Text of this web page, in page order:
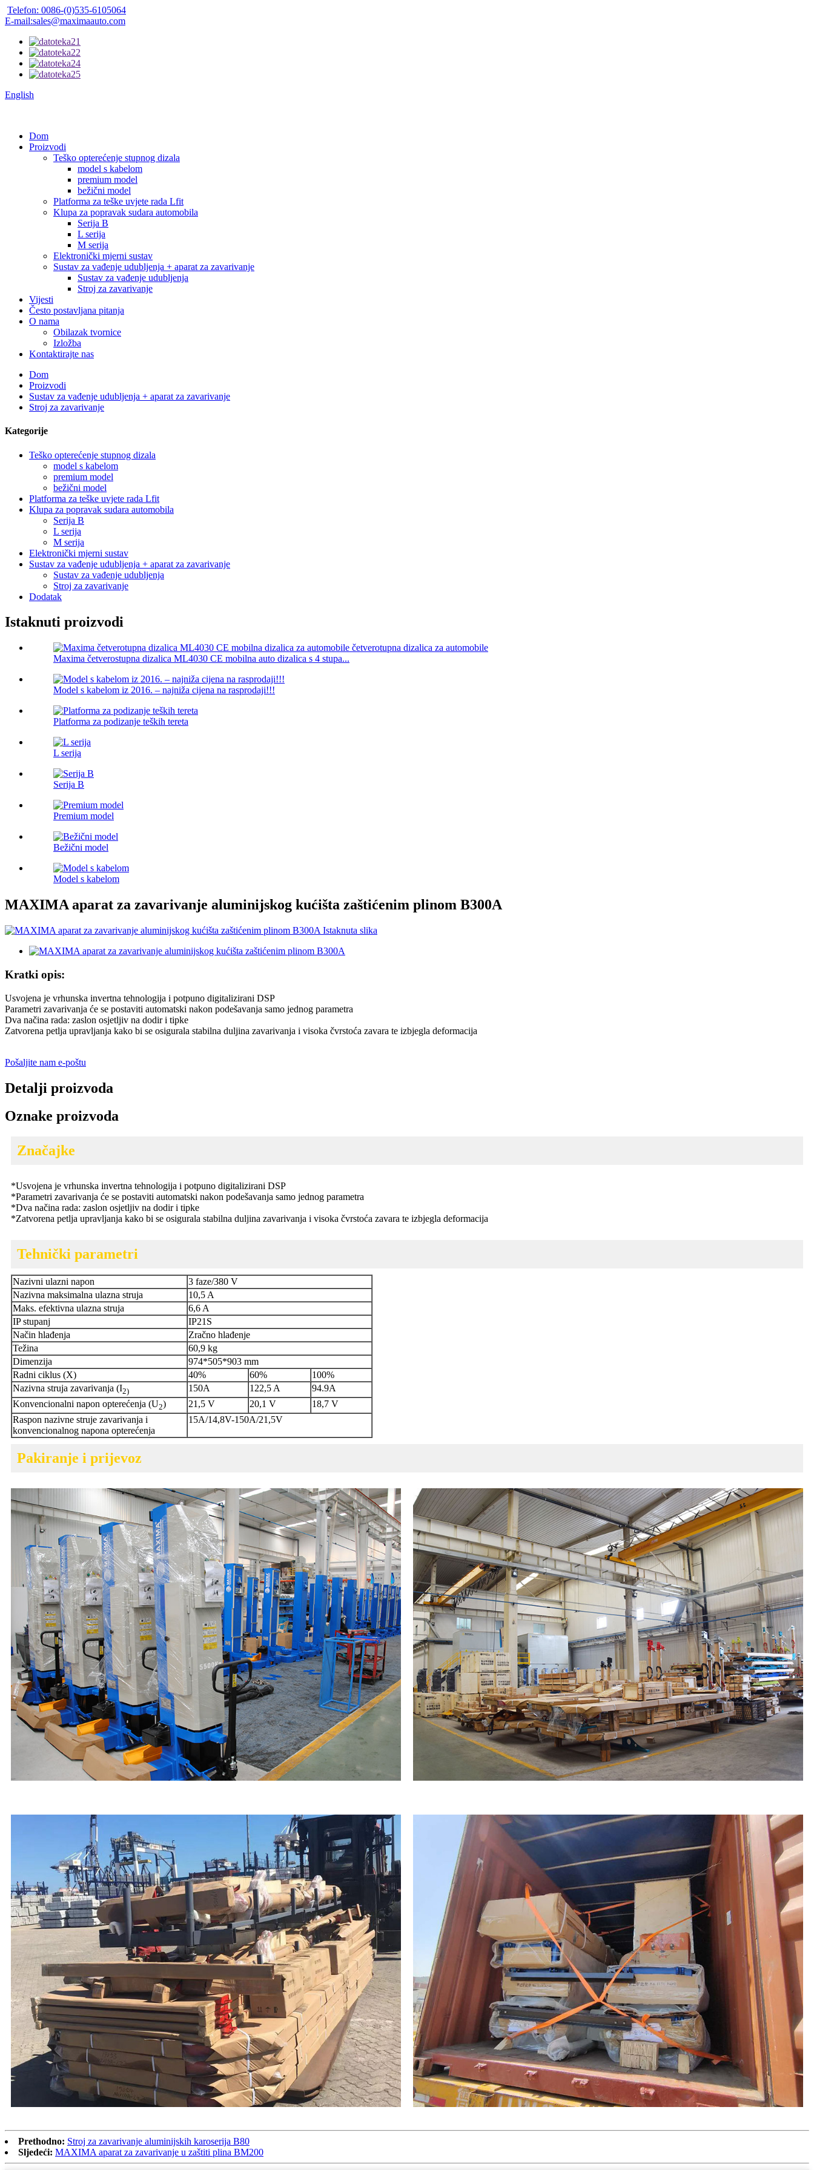
Telefon: 0086-(0)535-6105064
E-mail:sales@maximaauto.com
English
Dom
Proizvodi
Teško opterećenje stupnog dizala
model s kabelom
premium model
bežični model
Platforma za teške uvjete rada Lfit
Klupa za popravak sudara automobila
Serija B
L serija
M serija
Elektronički mjerni sustav
Sustav za vađenje udubljenja + aparat za zavarivanje
Sustav za vađenje udubljenja
Stroj za zavarivanje
Vijesti
Često postavljana pitanja
O nama
Obilazak tvornice
Izložba
Kontaktirajte nas
Dom
Proizvodi
Sustav za vađenje udubljenja + aparat za zavarivanje
Stroj za zavarivanje
Kategorije
Teško opterećenje stupnog dizala
model s kabelom
premium model
bežični model
Platforma za teške uvjete rada Lfit
Klupa za popravak sudara automobila
Serija B
L serija
M serija
Elektronički mjerni sustav
Sustav za vađenje udubljenja + aparat za zavarivanje
Sustav za vađenje udubljenja
Stroj za zavarivanje
Dodatak
Istaknuti proizvodi
Maxima četverostupna dizalica ML4030 CE mobilna auto dizalica s 4 stupa...
Model s kabelom iz 2016. – najniža cijena na rasprodaji!!!
Platforma za podizanje teških tereta
L serija
Serija B
Premium model
Bežični model
Model s kabelom
MAXIMA aparat za zavarivanje aluminijskog kućišta zaštićenim plinom B300A
Kratki opis:
Usvojena je vrhunska invertna tehnologija i potpuno digitalizirani DSP
Parametri zavarivanja će se postaviti automatski nakon podešavanja samo jednog parametra
Dva načina rada: zaslon osjetljiv na dodir i tipke
Zatvorena petlja upravljanja kako bi se osigurala stabilna duljina zavarivanja i visoka čvrstoća zavara te izbjegla deformacija
Pošaljite nam e-poštu
Detalji proizvoda
Oznake proizvoda
Značajke
*Usvojena je vrhunska invertna tehnologija i potpuno digitalizirani DSP
*Parametri zavarivanja će se postaviti automatski nakon podešavanja samo jednog parametra
*Dva načina rada: zaslon osjetljiv na dodir i tipke
*Zatvorena petlja upravljanja kako bi se osigurala stabilna duljina zavarivanja i visoka čvrstoća zavara te izbjegla deformacija
Tehnički parametri
Nazivni ulazni napon
3 faze/380 V
Nazivna maksimalna ulazna struja
10,5 A
Maks. efektivna ulazna struja
6,6 A
IP stupanj
IP21S
Način hlađenja
Zračno hlađenje
Težina
60,9 kg
Dimenzija
974*505*903 mm
Radni ciklus (X)
40% 60%
100%
Nazivna struja zavarivanja (I2) 150A 122,5 A
94.9A
Konvencionalni napon opterećenja (U2) 21,5 V 20,1 V
18,7 V
Raspon nazivne struje zavarivanja i
konvencionalnog napona opterećenja
15A/14,8V-150A/21,5V
Pakiranje i prijevoz
Prethodno: Stroj za zavarivanje aluminijskih karoserija B80
Sljedeći: MAXIMA aparat za zavarivanje u zaštiti plina BM200